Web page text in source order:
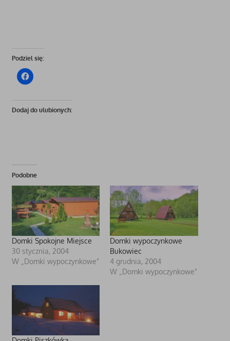
Podziel się:
Dodaj do ulubionych:
Podobne
Domki Spokojne Miejsce
30 stycznia, 2004
W „Domki wypoczynkowe"
Domki wypoczynkowe
Bukowiec
4 grudnia, 2004
W „Domki wypoczynkowe"